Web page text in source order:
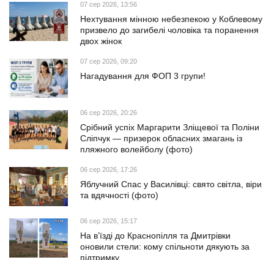
07 сер 2026, 13:56
Нехтування мінною небезпекою у Коблевому
призвело до загибелі чоловіка та поранення
двох жінок
07 сер 2026, 09:20
Нагадування для ФОП 3 групи!
06 сер 2026, 20:26
Срібний успіх Маргарити Зліщевої та Поліни
Сліпчук — призерок обласних змагань із
пляжного волейболу (фото)
06 сер 2026, 17:26
Яблучний Спас у Василівці: свято світла, віри
та вдячності (фото)
06 сер 2026, 15:17
На в’їзді до Краснопілля та Дмитрівки
оновили стели: кому спільноти дякують за
підтримку